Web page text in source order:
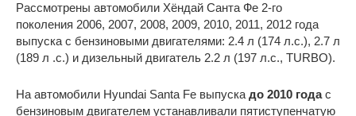
Рассмотрены автомобили Хёндай Санта Фе 2-го
поколения 2006, 2007, 2008, 2009, 2010, 2011, 2012 года
выпуска с бензиновыми двигателями: 2.4 л (174 л.с.), 2.7 л
(189 л .с.) и дизельный двигатель 2.2 л (197 л.с., TURBO).
На автомобили Hyundai Santa Fe выпуска до 2010 годас
бензиновым двигателем устанавливали пятиступенчатую